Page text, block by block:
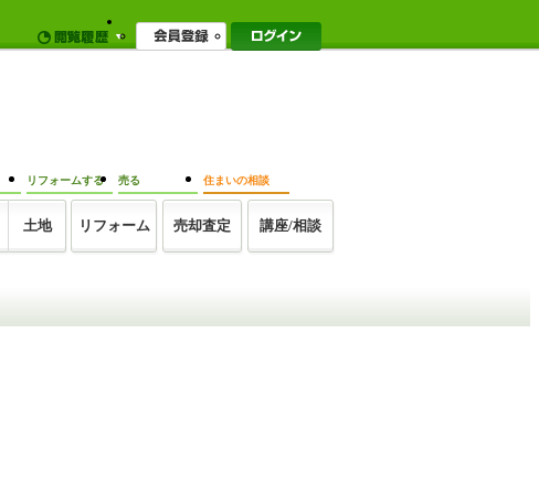
土地
リフォームする
リフォーム
売る
売却査定
住まいの相談
講座/相談